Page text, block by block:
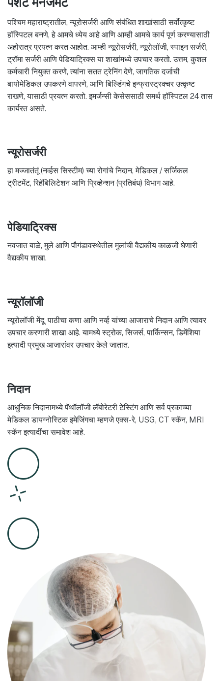
पश्चिम महाराष्ट्रातील, न्यूरोसर्जरी आणि संबंधित शाखांसाठी सर्वोत्कृष्ट
हॉस्पिटल बनणे, हे आमचे ध्येय आहे आणि आम्ही आमचे कार्य पूर्ण करण्यासाठी
अहोरात्र प्रयत्न करत आहोत. आम्ही न्यूरोसर्जरी, न्यूरोलॉजी, स्पाइन सर्जरी,
ट्रॉमा सर्जरी आणि पेडियाट्रिक्स या शाखांमध्ये उपचार करतो. उत्तम, कुशल
कर्मचारी नियुक्त करणे, त्यांना सतत ट्रेनिंग देणे, जागतिक दर्जाची
बायोमेडिकल उपकरणे वापरणे, आणि बिल्डिंगचे इन्फ्रास्ट्रक्चर उत्कृष्ट
राखणे, यासाठी प्रयत्न करतो. इमर्जन्सी केसेससाठी समर्थ हॉस्पिटल 24 तास
कार्यरत असते.
न्यूरोसर्जरी
हा मज्जातंतूं (नर्व्हस सिस्टीम) च्या रोगांचे निदान, मेडिकल / सर्जिकल
ट्रीटमेंट, रिहॅबिलिटेशन आणि प्रिव्हेन्शन (प्रतिबंध) विभाग आहे.
पेडियाट्रिक्स
नवजात बाळे, मुले आणि पौगंडावस्थेतील मुलांची वैद्यकीय काळजी घेणारी
वैद्यकीय शाखा.
न्यूरॉलॉजी
न्यूरोलॉजी मेंदू, पाठीचा कणा आणि नर्व्ह यांच्या आजाराचे निदान आणि त्यावर
उपचार करणारी शाखा आहे. यामध्ये स्ट्रोक, सिजर्स, पार्किन्सन, डिमेंशिया
इत्यादी प्रमुख आजारांवर उपचार केले जातात.
निदान
आधुनिक निदानामध्ये पॅथॉलॉजी लॅबोरेटरी टेस्टिंग आणि सर्व प्रकाच्या
मेडिकल डायग्नोस्टिक इमेजिंगचा म्हणजे एक्स-रे, USG, CT स्कॅन, MRI
स्कॅन इत्यादींचा समावेश आहे.